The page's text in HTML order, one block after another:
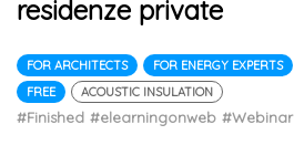
residenze private
FOR ARCHITECTS FOR ENERGY EXPERTS
FREE
ACOUSTIC INSULATION
#Finished #elearningonweb #Webinar